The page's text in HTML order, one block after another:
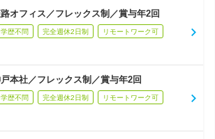
オフィス／フレックス制／賞与年2回
学歴不問 完全週休2日制 リモートワーク可
本社／フレックス制／賞与年2回
学歴不問 完全週休2日制 リモートワーク可